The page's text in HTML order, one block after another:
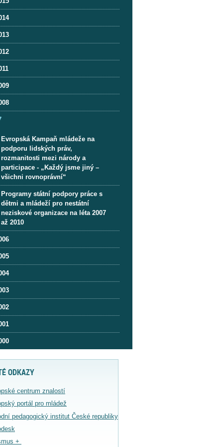
Evropská Kampaň mládeže na
podporu lidských práv,
rozmanitosti mezi národy a
participace - „Každý jsme jiný –
všichni rovnoprávní“
Programy státní podpory práce s
dětmi a mládeží pro nestátní
neziskové organizace na léta 2007
až 2010
ODKAZY
centrum znalostí
portál pro mládež
pedagogický institut České republiky
+